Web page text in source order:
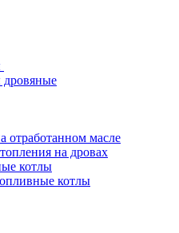
отработанном масле
на дровах
котлы
котлы